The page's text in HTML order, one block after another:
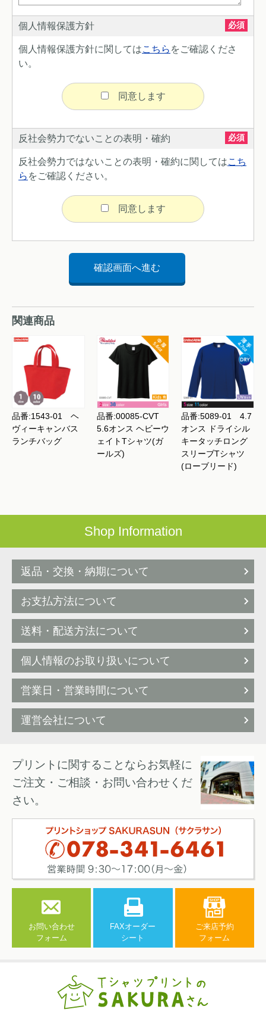
個人情報保護方針 必須
個人情報保護方針に関してはこちら をご確認くださ
い。
同意します
必須
反社会勢力でないことの表明・確約
反社会勢力ではないことの表明・確約に関してはこち
ら をご確認ください。
同意します
関連商品
品番:1543-01 ヘ
ヴィーキャンバス
ランチバッグ
品番:00085-CVT
5.6オンス ヘビーウ
ェイトTシャツ(ガ
ールズ)
品番:5089-01 4.7
オンス ドライシル
キータッチロング
スリーブTシャツ
(ローブリード)
Shop Information
返品・交換・納期について
お支払方法について
送料・配送方法について
個人情報のお取り扱いについて
営業日・営業時間について
運営会社について
プリントに関することならお気軽に
ご注文・ご相談・お問い合わせくだ
さい。
お問い合わせ
フォーム
FAXオーダー
シート
ご来店予約
フォーム